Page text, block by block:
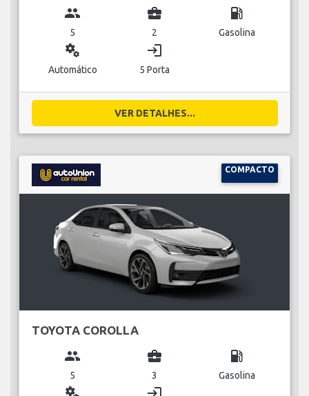
group
5
business_center
2
local_gas_station
Gasolina
miscellaneous_services
Automático
login
5 Porta
VER DETALHES...
COMPACTO
TOYOTA COROLLA
group
5
business_center
3
local_gas_station
Gasolina